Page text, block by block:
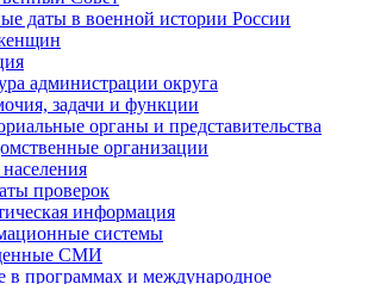
даты в военной истории России
администрации округа
задачи и функции
органы и представительства
организации
проверок
информация
системы
СМИ
в программах и международное